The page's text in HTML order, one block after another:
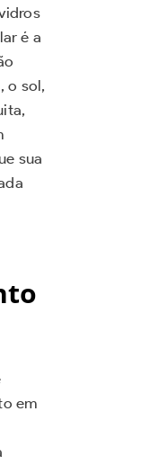
é a
o sol,
sua
em